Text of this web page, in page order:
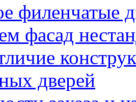
филенчатые
фасад
дверей